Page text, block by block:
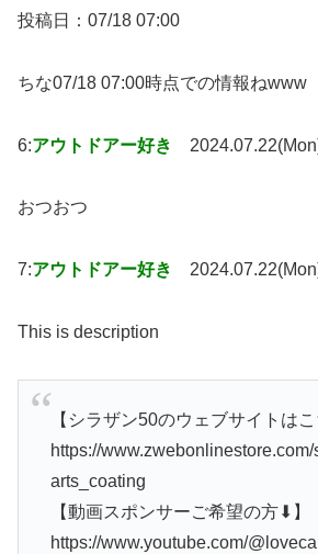
投稿日：07/18 07:00
ちな07/18 07:00時点での情報ねwww
6:アウトドアー好き
おつおつ
7:アウトドアー好き
This is description
【シラザン50のウェブサイトは
https://
arts_coating
【動画スポンサーご希望の方⬇︎】
https://www.youtube.com/